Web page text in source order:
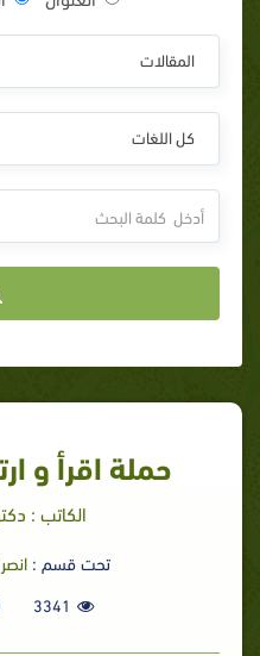
المقالات
كل اللغات
حملة اقرأ و
الكاتب :
تحت قسم :
3341